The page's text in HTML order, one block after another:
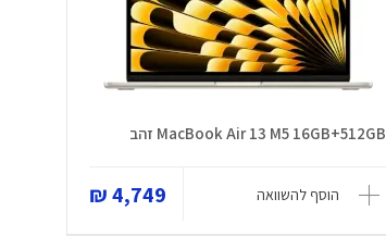
MacBook Air 13 M5 16GB+512GB זהב
הוסף להשוואה 4,749 ₪